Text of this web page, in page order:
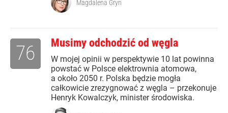
Magdalena Gryn
Musimy odchodzić od węgla
W mojej opinii w perspektywie 10 lat powinna
powstać w Polsce elektrownia atomowa,
a około 2050 r. Polska będzie mogła
całkowicie zrezygnować z węgla – przekonuje
Henryk Kowalczyk, minister środowiska.
76